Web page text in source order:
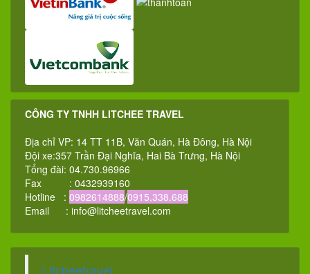
CÔNG TY TNHH LITCHEE TRAVEL
Địa chỉ VP: 14 TT 11B, Văn Quán, Hà Đông, Hà Nội
Đội xe:357 Trần Đại Nghĩa, Hai Bà Trưng, Hà Nội
Tổng đài: 04.730.96966
Fax : 0432939160
Hotline : 0982614888/0915.338.688
Email : info@litcheetravel.com
Litcheetravel